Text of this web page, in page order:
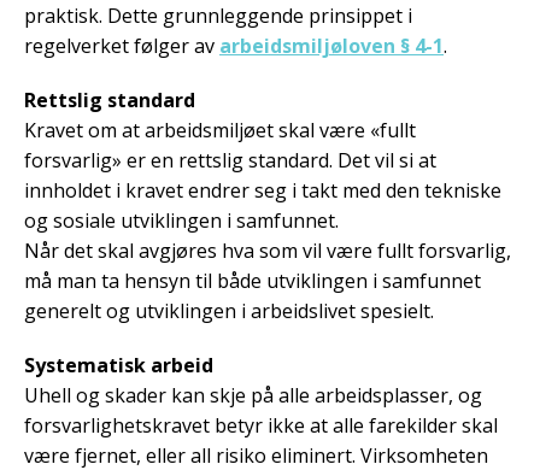
praktisk. Dette grunnleggende prinsippet i
regelverket følger av arbeidsmiljøloven § 4-1.
Rettslig standard
Kravet om at arbeidsmiljøet skal være «fullt
forsvarlig» er en rettslig standard. Det vil si at
innholdet i kravet endrer seg i takt med den tekniske
og sosiale utviklingen i samfunnet.
Når det skal avgjøres hva som vil være fullt forsvarlig,
må man ta hensyn til både utviklingen i samfunnet
generelt og utviklingen i arbeidslivet spesielt.
Systematisk arbeid
Uhell og skader kan skje på alle arbeidsplasser, og
forsvarlighetskravet betyr ikke at alle farekilder skal
være fjernet, eller all risiko eliminert. Virksomheten